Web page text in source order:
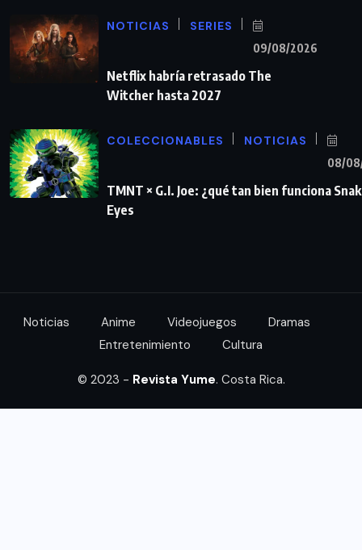
NOTICIAS SERIES
09/08/2026
Netflix habría retrasado The
Witcher hasta 2027
COLECCIONABLES NOTICIAS
08/
TMNT × G.I. Joe: ¿qué tan bien funciona
Eyes
Noticias Anime Videojuegos
Dramas
Entretenimiento
Cultura
© 2023 - Revista Yume. Costa Rica.